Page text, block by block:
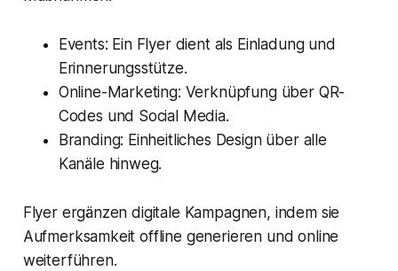
Events: Ein Flyer dient als Einladung und
Erinnerungsstütze.
Online-Marketing: Verknüpfung über QR-
Codes und Social Media.
Branding: Einheitliches Design über alle
Kanäle hinweg.
Flyer ergänzen digitale Kampagnen, indem sie
Aufmerksamkeit offline generieren und online
weiterführen.